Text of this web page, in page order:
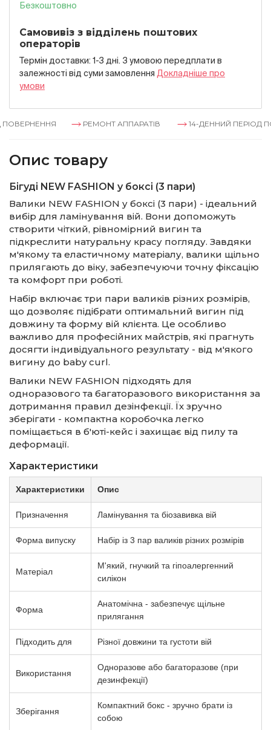
Безкоштовно
Самовивіз з відділень поштових
операторів
Термін доставки: 1-3 дні. З умовою передплати в
залежностi вiд суми замовлення Докладнiше про
умови
РЕМОНТ АППАРАТІВ 14-ДЕННИЙ ПЕРІОД
Опис товару
Бігуді NEW FASHION у боксі (3 пари)
Валики NEW FASHION у боксі (3 пари) - ідеальний
вибір для ламінування вій. Вони допоможуть
створити чіткий, рівномірний вигин та
підкреслити натуральну красу погляду. Завдяки
м'якому та еластичному матеріалу, валики щільно
прилягають до віку, забезпечуючи точну фіксацію
та комфорт при роботі.
Набір включає три пари валиків різних розмірів,
що дозволяє підібрати оптимальний вигин під
довжину та форму вій клієнта. Це особливо
важливо для професійних майстрів, які прагнуть
досягти індивідуального результату - від м'якого
вигину до baby curl.
Валики NEW FASHION підходять для
одноразового та багаторазового використання за
дотримання правил дезінфекції. Їх зручно
зберігати - компактна коробочка легко
поміщається в б'юті-кейс і захищає від пилу та
деформації.
Характеристики
Характеристики Опис
Призначення Ламінування та біозавивка вій
Форма випуску Набір із 3 пар валиків різних розмірів
Матеріал
М'який, гнучкий та гіпоалергенний
силікон
Форма
Анатомічна - забезпечує щільне
прилягання
Підходить для Різної довжини та густоти вій
Використання
Одноразове або багаторазове (при
дезинфекції)
Зберігання
Компактний бокс - зручно брати із
собою